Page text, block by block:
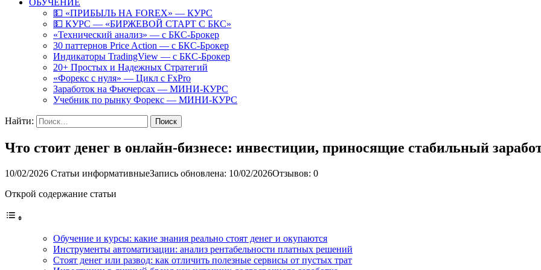
ОБУЧЕНИЕ
💵 «ПРИБЫЛЬ НА FOREX» — КУРС
💵 КУРС — «БИРЖЕВОЙ СТАРТ С БКС»
«Технический анализ» — с БКС-Брокер
30 паттернов Price Action — с БКС-Брокер
Индикаторы TradingView — с БКС-Брокер
20+ Простых и Надежных Стратегий
«Форекс с нуля» — Цикл с FxPro
Заработок на Фьючерсах — МИНИ-КУРС
Учебник по рынку Форекс — МИНИ-КУРС
Найти:
Что стоит денег в онлайн-бизнесе: инвестиции, приносящие стабильный
10/02/2026 Статьи информативныеЗапись обновлена: 10/02/2026Отзывов: 0
Открой содержание статьи
Обучение и курсы: какие знания реально стоят денег и окупаются
Инструменты автоматизации: анализ рентабельности платных решений
Стоят денег или развод: как отличить полезные сервисы от пустых трат